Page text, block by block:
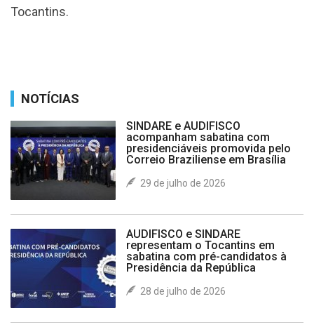
Tocantins.
NOTÍCIAS
SINDARE e AUDIFISCO
acompanham sabatina com
presidenciáveis promovida pelo
Correio Braziliense em Brasília
29 de julho de 2026
AUDIFISCO e SINDARE
representam o Tocantins em
sabatina com pré-candidatos à
Presidência da República
28 de julho de 2026